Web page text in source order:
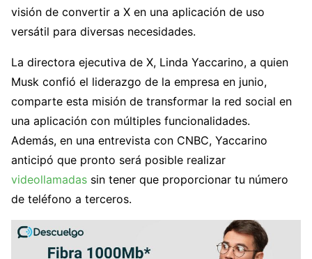
visión de convertir a X en una aplicación de uso
versátil para diversas necesidades.
La directora ejecutiva de X, Linda Yaccarino, a quien
Musk confió el liderazgo de la empresa en junio,
comparte esta misión de transformar la red social en
una aplicación con múltiples funcionalidades.
Además, en una entrevista con CNBC, Yaccarino
anticipó que pronto será posible realizar
videollamadas sin tener que proporcionar tu número
de teléfono a terceros.